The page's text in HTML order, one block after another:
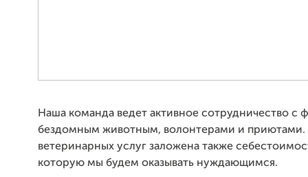
Наша команда ведет активное сотрудничество
бездомным животным, волонтерами и приютами.
ветеринарных услуг заложена также
которую мы будем оказывать нуждающимся.